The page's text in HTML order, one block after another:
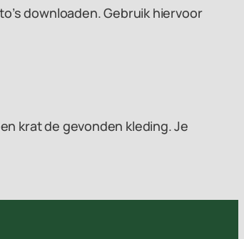
downloaden. Gebruik hiervoor
krat de gevonden kleding. Je